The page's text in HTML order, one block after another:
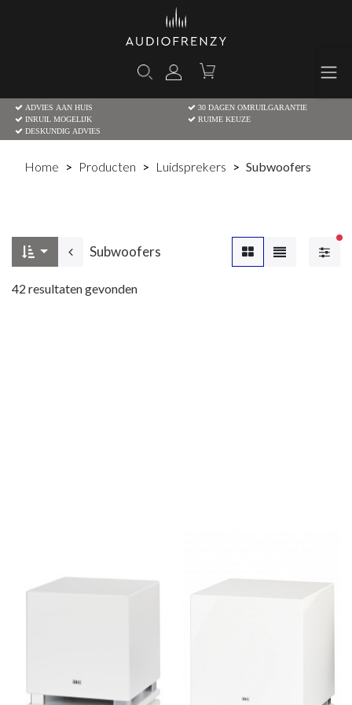
ADVIES AAN HUIS
30 DAGEN OMRUILGARANTIE
INRUIL MOGELIJK
RUIME KEUZE
DESKUNDIG ADVIES
Home Producten Luidsprekers Subwoofers
Subwoofers
42 resultaten gevonden